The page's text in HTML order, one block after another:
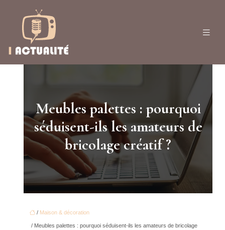
Meubles palettes : pourquoi
séduisent-ils les amateurs de
bricolage créatif ?
/ Maison & décoration
/ Meubles palettes : pourquoi séduisent-ils les amateurs de bricolage